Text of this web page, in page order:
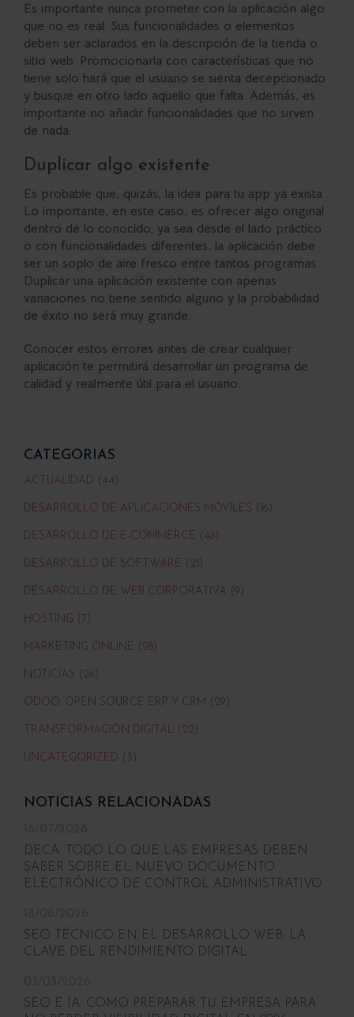
Es importante nunca prometer con la aplicación algo
que no es real. Sus funcionalidades o elementos
deben ser aclarados en la descripción de la tienda o
sitio web. Promocionarla con características que no
tiene solo hará que el usuario se sienta decepcionado
y busque en otro lado aquello que falta. Además, es
importante no añadir funcionalidades que no sirven
de nada.
Duplicar algo existente
Es probable que, quizás, la idea para tu app ya exista.
Lo importante, en este caso, es ofrecer algo original
dentro de lo conocido; ya sea desde el lado práctico
o con funcionalidades diferentes, la aplicación debe
ser un soplo de aire fresco entre tantos programas.
Duplicar una aplicación existente con apenas
variaciones no tiene sentido alguno y la probabilidad
de éxito no será muy grande.
Conocer estos errores antes de crear cualquier
aplicación te permitirá desarrollar un programa de
calidad y realmente útil para el usuario.
CATEGORIAS
ACTUALIDAD (44)
DESARROLLO DE APLICACIONES MÓVILES (16)
DESARROLLO DE E-COMMERCE (48)
DESARROLLO DE SOFTWARE (21)
DESARROLLO DE WEB CORPORATIVA (9)
HOSTING (7)
MARKETING ONLINE (28)
NOTICIAS (26)
ODOO: OPEN SOURCE ERP Y CRM (29)
TRANSFORMACIÓN DIGITAL (22)
UNCATEGORIZED (3)
NOTICIAS RELACIONADAS
DECA: TODO LO QUE LAS EMPRESAS DEBEN
SABER SOBRE EL NUEVO DOCUMENTO
ELECTRÓNICO DE CONTROL ADMINISTRATIVO
SEO TÉCNICO EN EL DESARROLLO WEB: LA
CLAVE DEL RENDIMIENTO DIGITAL
SEO E IA: CÓMO PREPARAR TU EMPRESA PARA